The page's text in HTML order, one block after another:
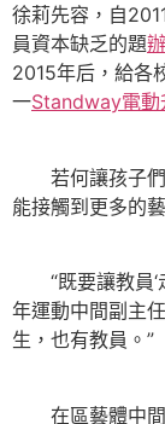
徐莉先容，自
員資本缺乏的題
2015年后，給各
一Standway電動
若何讓孩子們
能接觸到更多的
“既要讓教員‘
年運動中間副主
生，也有教員。”
在區藝體中間